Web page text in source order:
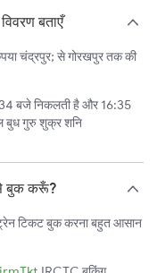
बताएँ
चंद्रपुर; से गोरखपुर तक की
बजे निकलती है और 16:35
बुध गुरु शुक्र शनि
बुक करूँ?
टिकट बुक करना बहुत आसान